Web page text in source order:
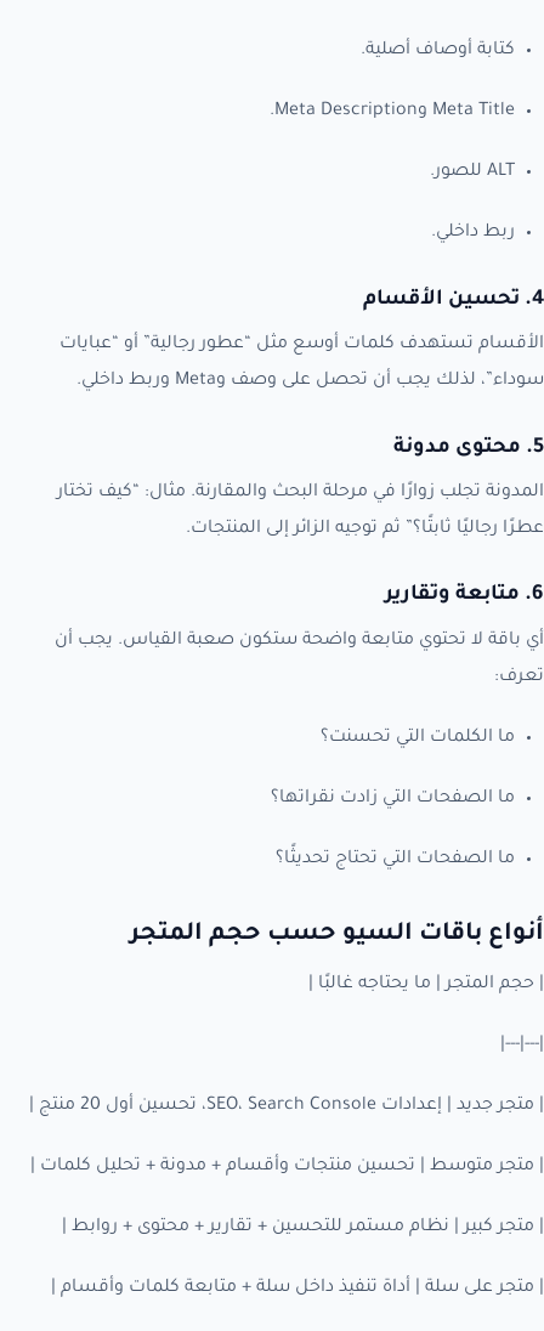
كتابة أوصاف أصلية.
Meta Title وMeta Description.
ALT للصور.
ربط داخلي.
4. تحسين الأقسام
الأقسام تستهدف كلمات أوسع مثل “عطور رجالية” أو “عبايات
سوداء”، لذلك يجب أن تحصل على وصف وMeta وربط داخلي.
5. محتوى مدونة
المدونة تجلب زوارًا في مرحلة البحث والمقارنة. مثال: “كيف تختار
عطرًا رجاليًا ثابتًا؟” ثم توجيه الزائر إلى المنتجات.
6. متابعة وتقارير
أي باقة لا تحتوي متابعة واضحة ستكون صعبة القياس. يجب أن
تعرف:
ما الكلمات التي تحسنت؟
ما الصفحات التي زادت نقراتها؟
ما الصفحات التي تحتاج تحديثًا؟
أنواع باقات السيو حسب حجم المتجر
| حجم المتجر | ما يحتاجه غالبًا |
|---|---|
| متجر جديد | إعدادات SEO، Search Console، تحسين أول 20 منتج |
| متجر متوسط | تحسين منتجات وأقسام + مدونة + تحليل كلمات |
| متجر كبير | نظام مستمر للتحسين + تقارير + محتوى + روابط |
| متجر على سلة | أداة تنفيذ داخل سلة + متابعة كلمات وأقسام |